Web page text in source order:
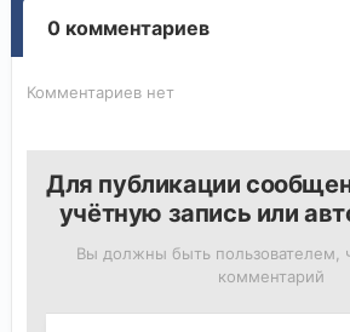
0 комментариев
Комментариев нет
Для публикации
учётную запись или
Вы должны быть пользователем,
комментарий